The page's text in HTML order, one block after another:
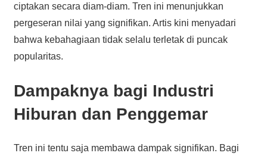
ciptakan secara diam-diam. Tren ini menunjukkan
pergeseran nilai yang signifikan. Artis kini menyadari
bahwa kebahagiaan tidak selalu terletak di puncak
popularitas.
Dampaknya bagi Industri
Hiburan dan Penggemar
Tren ini tentu saja membawa dampak signifikan. Bagi